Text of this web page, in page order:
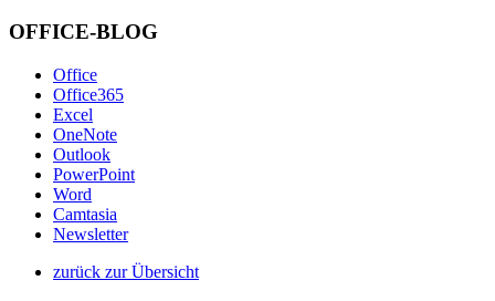
OFFICE-BLOG
Office
Office365
Excel
OneNote
Outlook
PowerPoint
Word
Camtasia
Newsletter
zurück zur Übersicht